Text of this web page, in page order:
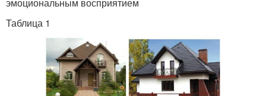
эмоциональным восприятием
Таблица 1